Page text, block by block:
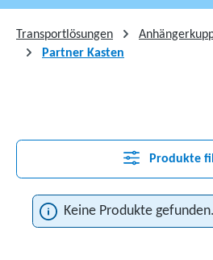
Transportlösungen
Partner Kasten
Produkte
Keine Produkte gefunden.